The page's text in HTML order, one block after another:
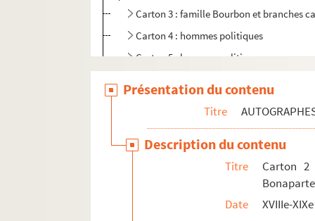
Carton 3 : famille Bourbon et branches
Carton 4 : hommes politiques
Carton 5 : hommes politiques
Carton 9 : Membres de l'administration
Carton 10 : Nobles et Pairs de France
Carton 11 : médecins, conseillers, juristes
Présentation du contenu
Titre
Description du contenu
Titre
Carton
Bonaparte
Date
XVIIIe-